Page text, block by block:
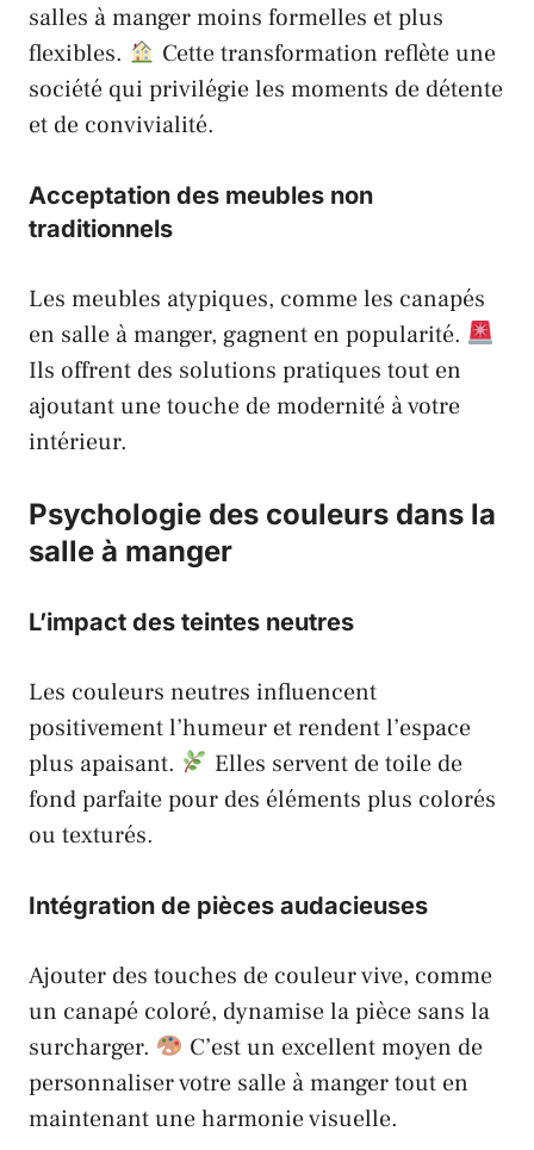
salles à manger moins formelles et plus
flexibles.
Cette transformation reflète une
société qui privilégie les moments de détente
et de convivialité.
Acceptation des meubles non
traditionnels
Les meubles atypiques, comme les canapés
en salle à manger, gagnent en popularité.
Ils offrent des solutions pratiques tout en
ajoutant une touche de modernité à votre
intérieur.
Psychologie des couleurs dans la
salle à manger
L’impact des teintes neutres
Les couleurs neutres influencent
positivement l’humeur et rendent l’espace
plus apaisant.
Elles servent de toile de
fond parfaite pour des éléments plus colorés
ou texturés.
Intégration de pièces audacieuses
Ajouter des touches de couleur vive, comme
un canapé coloré, dynamise la pièce sans la
surcharger.
C’est un excellent moyen de
personnaliser votre salle à manger tout en
maintenant une harmonie visuelle.